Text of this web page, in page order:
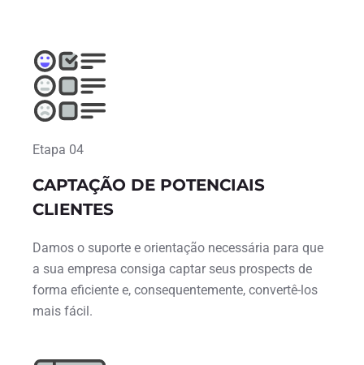
Etapa 04
CAPTAÇÃO DE POTENCIAIS
CLIENTES
Damos o suporte e orientação necessária para que
a sua empresa consiga captar seus prospects de
forma eficiente e, consequentemente, convertê-los
mais fácil.